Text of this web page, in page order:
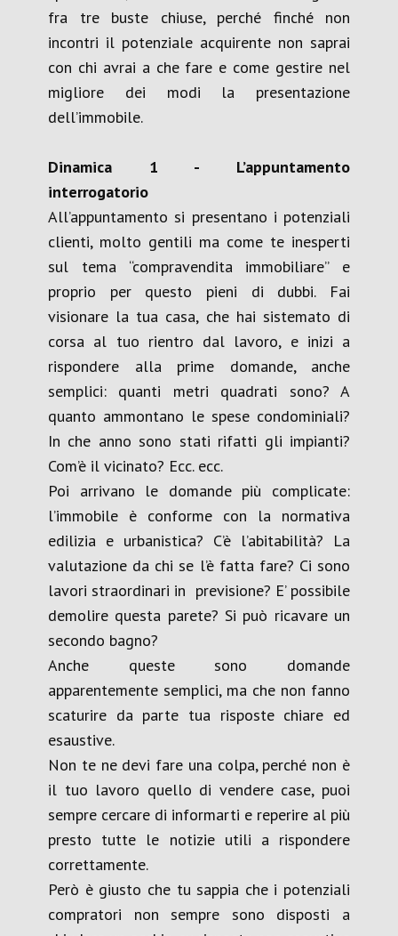
fra tre buste chiuse, perché finché non
incontri il potenziale acquirente non saprai
con chi avrai a che fare e come gestire nel
migliore dei modi la presentazione
dell’immobile.
Dinamica 1 - L’appuntamento
interrogatorio
All’appuntamento si presentano i potenziali
clienti, molto gentili ma come te inesperti
sul tema “compravendita immobiliare” e
proprio per questo pieni di dubbi. Fai
visionare la tua casa, che hai sistemato di
corsa al tuo rientro dal lavoro, e inizi a
rispondere alla prime domande, anche
semplici: quanti metri quadrati sono? A
quanto ammontano le spese condominiali?
In che anno sono stati rifatti gli impianti?
Com’è il vicinato? Ecc. ecc.
Poi arrivano le domande più complicate:
l’immobile è conforme con la normativa
edilizia e urbanistica? C’è l’abitabilità? La
valutazione da chi se l’è fatta fare? Ci sono
lavori straordinari in previsione? E’ possibile
demolire questa parete? Si può ricavare un
secondo bagno?
Anche queste sono domande
apparentemente semplici, ma che non fanno
scaturire da parte tua risposte chiare ed
esaustive.
Non te ne devi fare una colpa, perché non è
il tuo lavoro quello di vendere case, puoi
sempre cercare di informarti e reperire al più
presto tutte le notizie utili a rispondere
correttamente.
Però è giusto che tu sappia che i potenziali
compratori non sempre sono disposti a